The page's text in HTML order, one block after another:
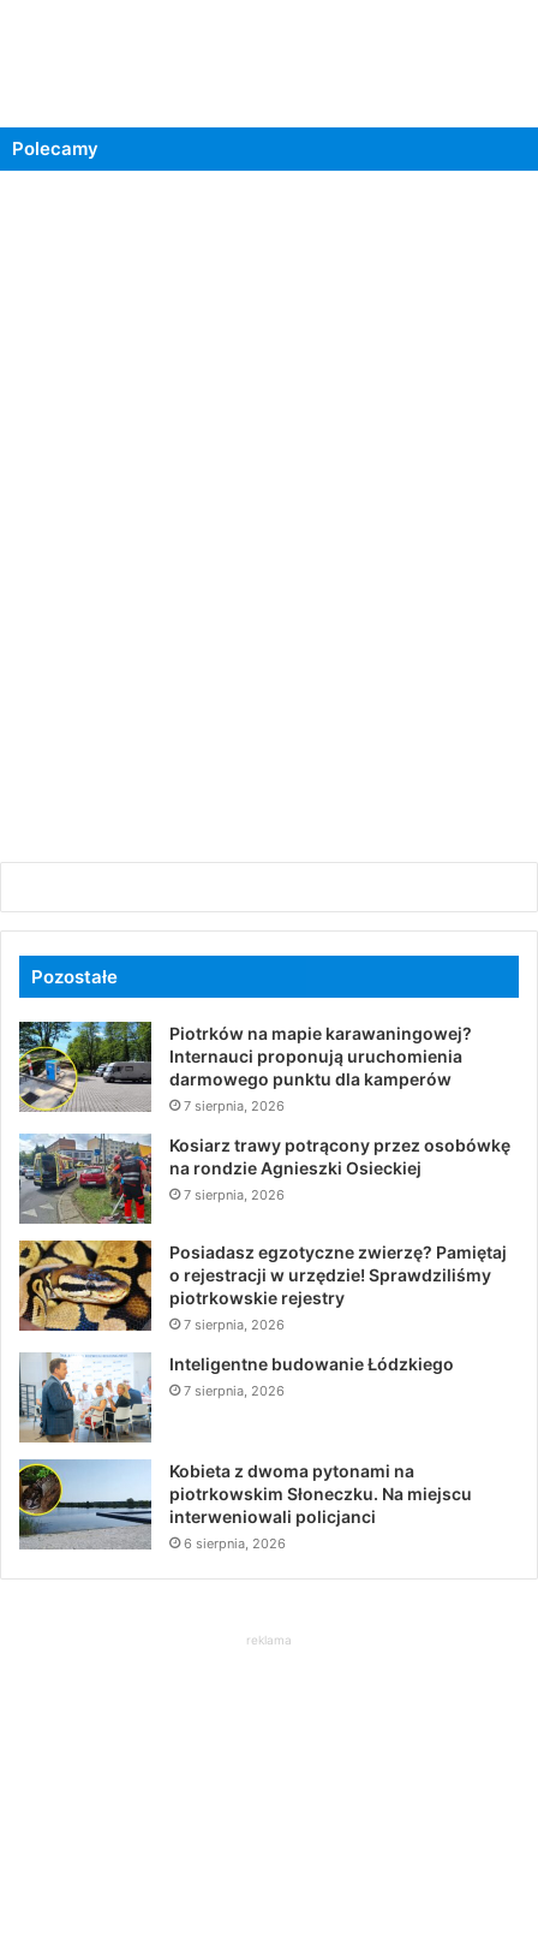
Polecamy
Pozostałe
Piotrków na mapie karawaningowej?
Internauci proponują uruchomienia
darmowego punktu dla kamperów
7 sierpnia, 2026
Kosiarz trawy potrącony przez osobówkę
na rondzie Agnieszki Osieckiej
7 sierpnia, 2026
Posiadasz egzotyczne zwierzę? Pamiętaj
o rejestracji w urzędzie! Sprawdziliśmy
piotrkowskie rejestry
7 sierpnia, 2026
Inteligentne budowanie Łódzkiego
7 sierpnia, 2026
Kobieta z dwoma pytonami na
piotrkowskim Słoneczku. Na miejscu
interweniowali policjanci
6 sierpnia, 2026
reklama